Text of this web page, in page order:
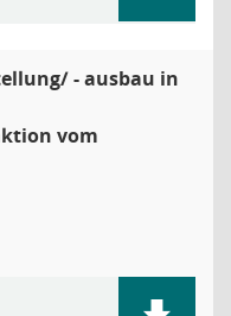
- ausbau in
vom